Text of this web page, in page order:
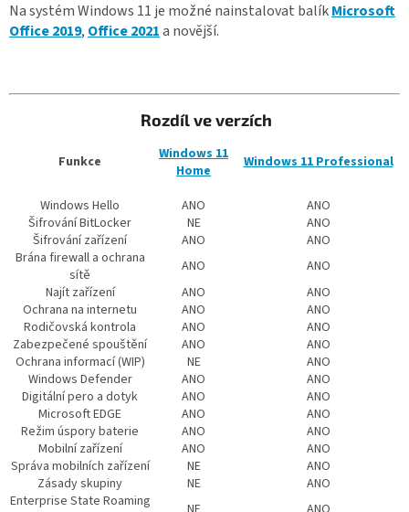
u
Na systém Windows 11 je možné nainstalovat balíkMicrosoft
Office 2019, Office 2021a novější.
Rozdíl ve verzích
Funkce
Windows 11
Home
Windows 11 Professional
Windows Hello ANO
ANO
Šifrování BitLocker
NE
ANO
Šifrování zařízení
ANO
ANO
Brána firewall a ochrana
sítě
ANO
ANO
Najít zařízení
ANO
ANO
Ochrana na internetu
ANO
ANO
Rodičovská kontrola
ANO
ANO
Zabezpečené spouštění
ANO
ANO
Ochrana informací (WIP)
NE
ANO
Windows Defender
ANO
ANO
Digitální pero a dotyk
ANO
ANO
Microsoft EDGE
ANO
ANO
Režim úspory baterie
ANO
ANO
Mobilní zařízení
ANO
ANO
Správa mobilních zařízení
NE
ANO
Zásady skupiny
NE
ANO
Enterprise State Roaming